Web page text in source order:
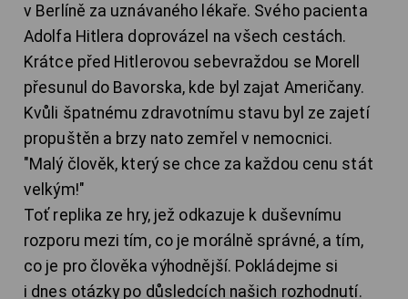
v Berlíně za uznávaného lékaře. Svého pacienta
Adolfa Hitlera doprovázel na všech cestách.
Krátce před Hitlerovou sebevraždou se Morell
přesunul do Bavorska, kde byl zajat Američany.
Kvůli špatnému zdravotnímu stavu byl ze zajetí
propuštěn a brzy nato zemřel v nemocnici.
"Malý člověk, který se chce za každou cenu stát
velkým!"
Toť replika ze hry, jež odkazuje k duševnímu
rozporu mezi tím, co je morálně správné, a tím,
co je pro člověka výhodnější. Pokládejme si
i dnes otázky po důsledcích našich rozhodnutí.